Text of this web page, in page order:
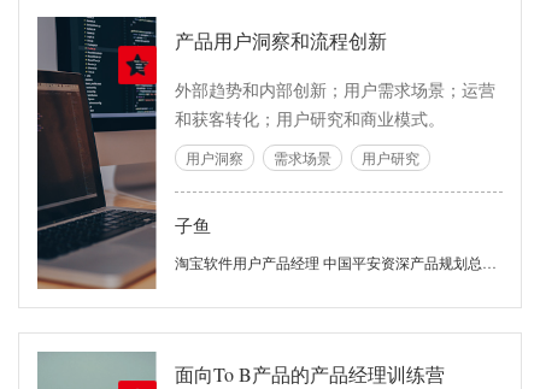
产品用户洞察和流程创新
外部趋势和内部创新；用户需求场景；运营
和获客转化；用户研究和商业模式。
用户洞察 需求场景 用户研究
子鱼
淘宝软件用户产品经理 中国平安资深产品规划总监 中国美院硕士
面向To B产品的产品经理训练营